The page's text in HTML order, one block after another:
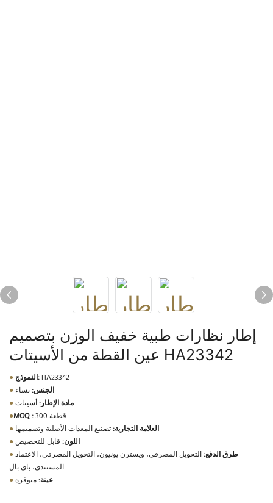
إطار نظارات طبية خفيف الوزن بتصميم
عين القطة من الأسيتات HA23342
● النموذج: HA23342
●
الجنس:نساء
●
مادة الإطار:أسيتات
●MOQ :
300 قطعة
●
العلامة التجارية:تصنيع المعدات الأصلية وتصميمها
●
اللون: قابل للتخصيص
●
طرق الدفع:التحويل المصرفي، ويسترن يونيون، التحويل المصرفي، الاعتماد
المستندي، باي بال
●
عينة:متوفرة